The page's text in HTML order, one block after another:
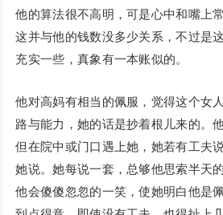
他的算法很不高明，可是心中和嘴上
这并与他的钱数没多少关系，不过是
充实一些，真象有一本账似的。
他对高妈有相当的佩服，觉得这个女
路与能力，她的话是抄着根儿来的。
但在院中或门口遇上她，她若有工夫
她说。她每说一套，总够他思索半天
他会傻傻忽忽的一笑，使她明白他是